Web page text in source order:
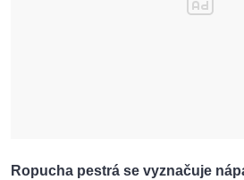
Ropucha pestrá se vyznačuje